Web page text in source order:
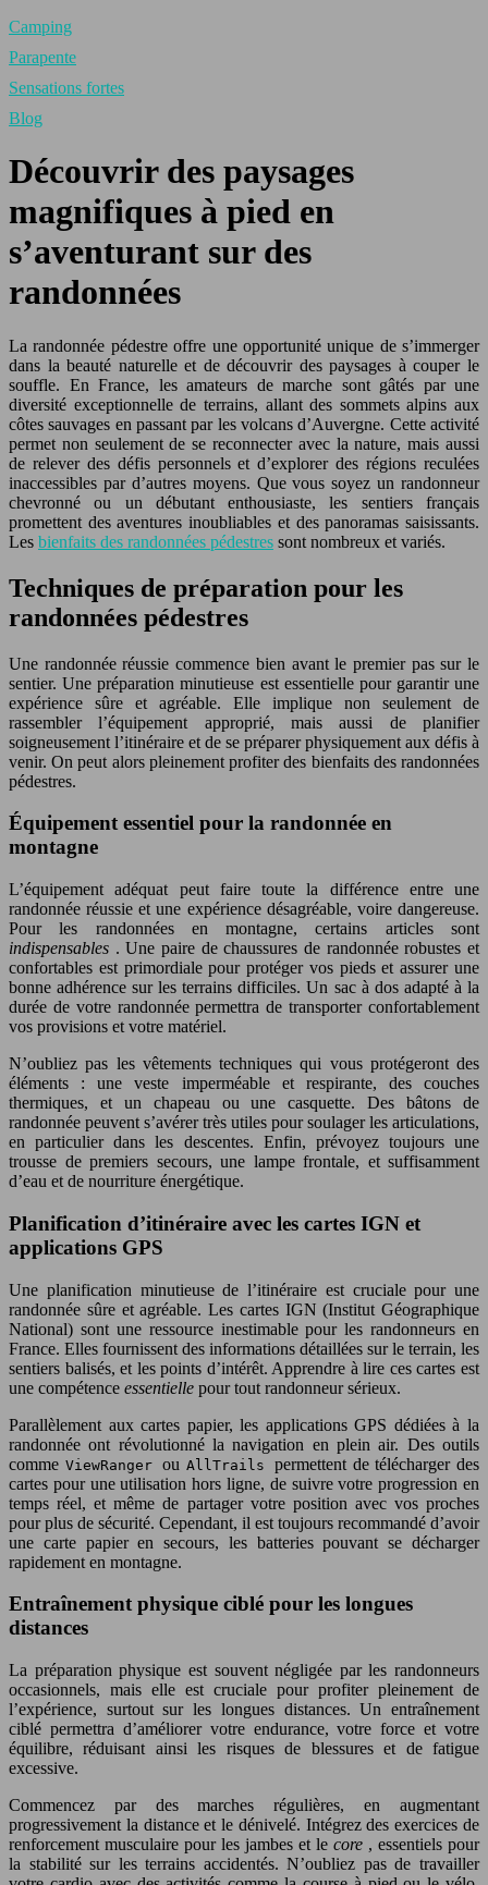
Camping
Parapente
Sensations fortes
Blog
Découvrir des paysages
magnifiques à pied en
s’aventurant sur des
randonnées
La randonnée pédestre offre une opportunité unique de s’immerger
dans la beauté naturelle et de découvrir des paysages à couper le
souffle. En France, les amateurs de marche sont gâtés par une
diversité exceptionnelle de terrains, allant des sommets alpins aux
côtes sauvages en passant par les volcans d’Auvergne. Cette activité
permet non seulement de se reconnecter avec la nature, mais aussi
de relever des défis personnels et d’explorer des régions reculées
inaccessibles par d’autres moyens. Que vous soyez un randonneur
chevronné ou un débutant enthousiaste, les sentiers français
promettent des aventures inoubliables et des panoramas saisissants.
Les bienfaits des randonnées pédestres sont nombreux et variés.
Techniques de préparation pour les
randonnées pédestres
Une randonnée réussie commence bien avant le premier pas sur le
sentier. Une préparation minutieuse est essentielle pour garantir une
expérience sûre et agréable. Elle implique non seulement de
rassembler l’équipement approprié, mais aussi de planifier
soigneusement l’itinéraire et de se préparer physiquement aux défis à
venir. On peut alors pleinement profiter des bienfaits des randonnées
pédestres.
Équipement essentiel pour la randonnée en
montagne
L’équipement adéquat peut faire toute la différence entre une
randonnée réussie et une expérience désagréable, voire dangereuse.
Pour les randonnées en montagne, certains articles sont
indispensables . Une paire de chaussures de randonnée robustes et
confortables est primordiale pour protéger vos pieds et assurer une
bonne adhérence sur les terrains difficiles. Un sac à dos adapté à la
durée de votre randonnée permettra de transporter confortablement
vos provisions et votre matériel.
N’oubliez pas les vêtements techniques qui vous protégeront des
éléments : une veste imperméable et respirante, des couches
thermiques, et un chapeau ou une casquette. Des bâtons de
randonnée peuvent s’avérer très utiles pour soulager les articulations,
en particulier dans les descentes. Enfin, prévoyez toujours une
trousse de premiers secours, une lampe frontale, et suffisamment
d’eau et de nourriture énergétique.
Planification d’itinéraire avec les cartes IGN et
applications GPS
Une planification minutieuse de l’itinéraire est cruciale pour une
randonnée sûre et agréable. Les cartes IGN (Institut Géographique
National) sont une ressource inestimable pour les randonneurs en
France. Elles fournissent des informations détaillées sur le terrain, les
sentiers balisés, et les points d’intérêt. Apprendre à lire ces cartes est
une compétence essentielle pour tout randonneur sérieux.
Parallèlement aux cartes papier, les applications GPS dédiées à la
randonnée ont révolutionné la navigation en plein air. Des outils
comme ViewRangerou AllTrailspermettent de télécharger des
cartes pour une utilisation hors ligne, de suivre votre progression en
temps réel, et même de partager votre position avec vos proches
pour plus de sécurité. Cependant, il est toujours recommandé d’avoir
une carte papier en secours, les batteries pouvant se décharger
rapidement en montagne.
Entraînement physique ciblé pour les longues
distances
La préparation physique est souvent négligée par les randonneurs
occasionnels, mais elle est cruciale pour profiter pleinement de
l’expérience, surtout sur les longues distances. Un entraînement
ciblé permettra d’améliorer votre endurance, votre force et votre
équilibre, réduisant ainsi les risques de blessures et de fatigue
excessive.
Commencez par des marches régulières, en augmentant
progressivement la distance et le dénivelé. Intégrez des exercices de
renforcement musculaire pour les jambes et le core , essentiels pour
la stabilité sur les terrains accidentés. N’oubliez pas de travailler